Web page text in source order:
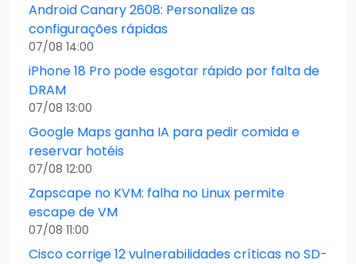
Android Canary 2608: Personalize as
configurações rápidas
07/08 14:00
iPhone 18 Pro pode esgotar rápido por falta de
DRAM
07/08 13:00
Google Maps ganha IA para pedir comida e
reservar hotéis
07/08 12:00
Zapscape no KVM: falha no Linux permite
escape de VM
07/08 11:00
Cisco corrige 12 vulnerabilidades críticas no SD-